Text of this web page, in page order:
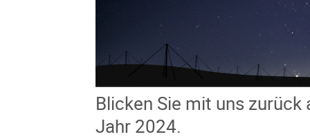
Blicken Sie mit uns
Jahr 2024.